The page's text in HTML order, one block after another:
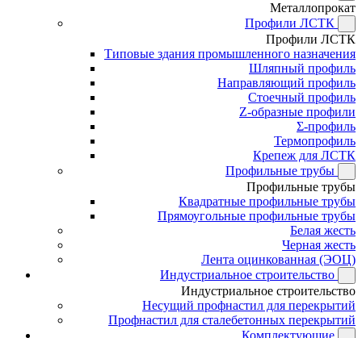
Металлопрокат
Профили ЛСТК
Профили ЛСТК
Типовые здания промышленного назначения
Шляпный профиль
Направляющий профиль
Стоечный профиль
Z-образные профили
Σ-профиль
Термопрофиль
Крепеж для ЛСТК
Профильные трубы
Профильные трубы
Квадратные профильные трубы
Прямоугольные профильные трубы
Белая жесть
Черная жесть
Лента оцинкованная (ЭОЦ)
Индустриальное строительство
Индустриальное строительство
Несущий профнастил для перекрытий
Профнастил для сталебетонных перекрытий
Комплектующие